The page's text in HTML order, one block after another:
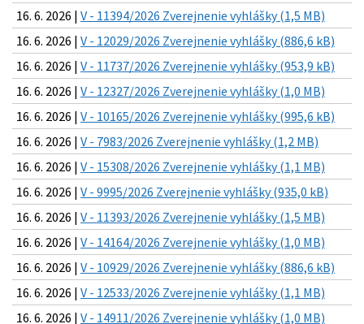
16. 6. 2026 | V - 11394/2026 Zverejnenie vyhlášky (1,5 MB)
16. 6. 2026 | V - 12029/2026 Zverejnenie vyhlášky (886,6 kB)
16. 6. 2026 | V - 11737/2026 Zverejnenie vyhlášky (953,9 kB)
16. 6. 2026 | V - 12327/2026 Zverejnenie vyhlášky (1,0 MB)
16. 6. 2026 | V - 10165/2026 Zverejnenie vyhlášky (995,6 kB)
16. 6. 2026 | V - 7983/2026 Zverejnenie vyhlášky (1,2 MB)
16. 6. 2026 | V - 15308/2026 Zverejnenie vyhlášky (1,1 MB)
16. 6. 2026 | V - 9995/2026 Zverejnenie vyhlášky (935,0 kB)
16. 6. 2026 | V - 11393/2026 Zverejnenie vyhlášky (1,5 MB)
16. 6. 2026 | V - 14164/2026 Zverejnenie vyhlášky (1,0 MB)
16. 6. 2026 | V - 10929/2026 Zverejnenie vyhlášky (886,6 kB)
16. 6. 2026 | V - 12533/2026 Zverejnenie vyhlášky (1,1 MB)
16. 6. 2026 | V - 14911/2026 Zverejnenie vyhlášky (1,0 MB)